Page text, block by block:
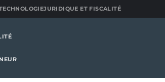
JURIDIQUE ET FISCALITÉ